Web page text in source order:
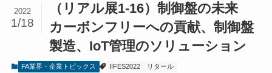
（リアル展1-16）制御盤の未来
カーボンフリーへの貢献、制御盤
製造、IoT管理のソリューション
2022
1/18
FA業界・企業トピックス IIFES2022 リタール